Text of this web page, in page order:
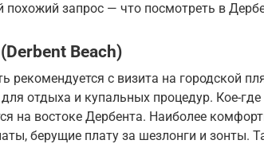
похожий запрос — что посмотреть в
Beach)
рекомендуется с визита на городской
для отдыха и купальных процедур. Кое-
на востоке Дербента. Наиболее
берущие плату за шезлонги и зонты.